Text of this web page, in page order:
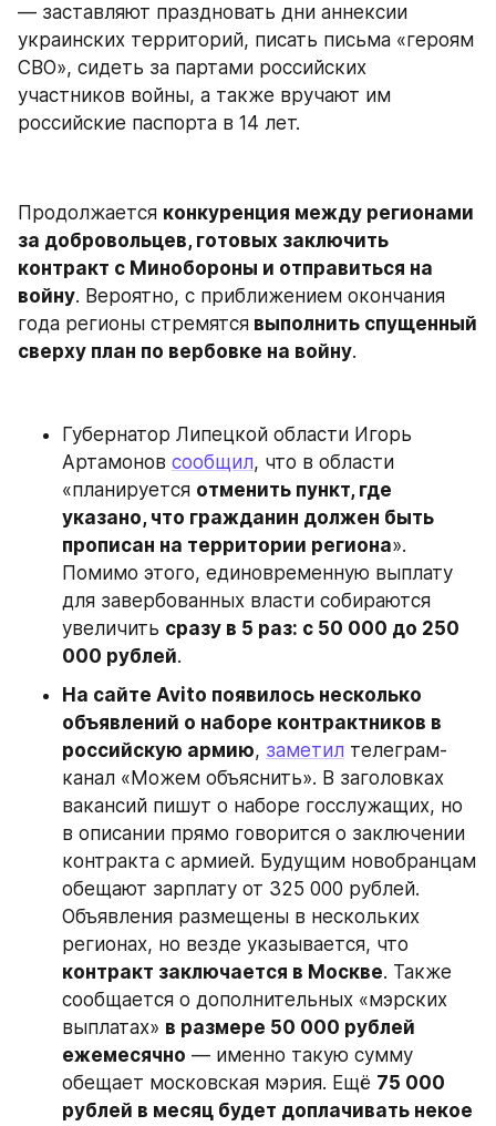
— заставляют праздновать дни аннексии
украинских территорий, писать письма «героям
СВО», сидеть за партами российских
участников войны, а также вручают им
российские паспорта в 14 лет.
Продолжается конкуренция между регионами
за добровольцев, готовых заключить
контракт с Минобороны и отправиться на
войну. Вероятно, с приближением окончания
года регионы стремятся выполнить спущенный
сверху план по вербовке на войну.
Губернатор Липецкой области Игорь
Артамонов сообщил, что в области
«планируется отменить пункт, где
указано, что гражданин должен быть
прописан на территории региона».
Помимо этого, единовременную выплату
для завербованных власти собираются
увеличить сразу в 5 раз: с 50 000 до 250
000 рублей.
На сайте Avito появилось несколько
объявлений о наборе контрактников в
российскую армию, заметил телеграм-
канал «Можем объяснить». В заголовках
вакансий пишут о наборе госслужащих, но
в описании прямо говорится о заключении
контракта с армией. Будущим новобранцам
обещают зарплату от 325 000 рублей.
Объявления размещены в нескольких
контракт заключается в Москве. Также
сообщается о дополнительных «мэрских
выплатах» в размере 50 000 рублей
ежемесячно — именно такую сумму
обещает московская мэрия. Ещё 75 000
рублей в месяц будет доплачивать некое